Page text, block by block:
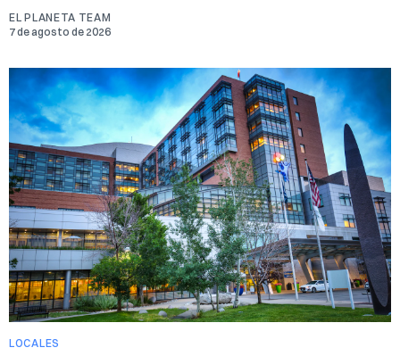
EL PLANETA TEAM
7 de agosto de 2026
LOCALES